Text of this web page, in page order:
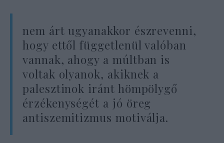
nem árt ugyanakkor észrevenni,
hogy ettől függetlenül valóban
vannak, ahogy a múltban is
voltak olyanok, akiknek a
palesztinok iránt hömpölygő
érzékenységét a jó öreg
antiszemitizmus motiválja.